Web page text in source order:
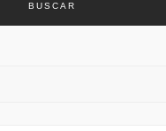
BUSCAR